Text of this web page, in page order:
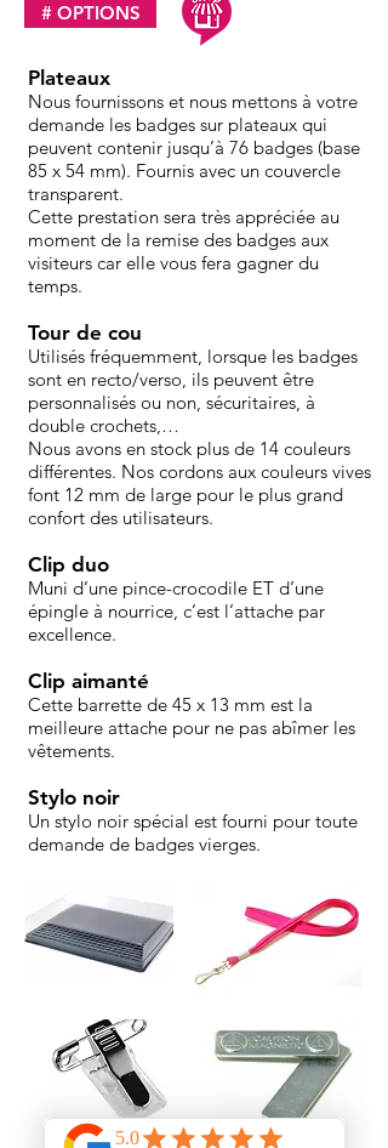
# OPTIONS
Plateaux
Nous fournissons et nous mettons à votre
demande les badges sur plateaux qui
peuvent contenir jusqu’à 76 badges (base
85 x 54 mm). Fournis avec un couvercle
transparent.
Cette prestation sera très appréciée au
moment de la remise des badges aux
visiteurs car elle vous fera gagner du
temps.
Tour de cou
Utilisés fréquemment, lorsque les badges
sont en recto/verso, ils peuvent être
personnalisés ou non, sécuritaires, à
double crochets,…
Nous avons en stock plus de 14 couleurs
différentes. Nos cordons aux couleurs vives
font 12 mm de large pour le plus grand
confort des utilisateurs.
Clip duo
Muni d’une pince-crocodile ET d’une
épingle à nourrice, c’est l’attache par
excellence.
Clip aimanté
Cette barrette de 45 x 13 mm est la
meilleure attache pour ne pas abîmer les
vêtements.
Stylo noir
Un stylo noir spécial est fourni pour toute
demande de badges vierges.